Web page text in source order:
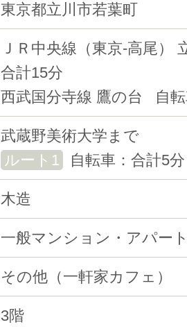
東京都立川市若葉町
ＪＲ中央線（東京-高尾）
合計15分
西武国分寺線 鷹の台 自
武蔵野美術大学まで
ルート1
自転車：合計5分
木造
一般マンション・アパー
その他（一軒家カフェ）
3階